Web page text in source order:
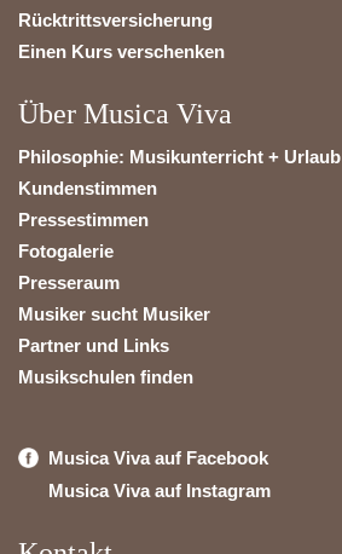
Rücktrittsversicherung
Einen Kurs verschenken
Über Musica Viva
Philosophie: Musikunterricht + Urlaub
Kundenstimmen
Pressestimmen
Fotogalerie
Presseraum
Musiker sucht Musiker
Partner und Links
Musikschulen finden
Musica Viva auf Facebook
Musica Viva auf Instagram